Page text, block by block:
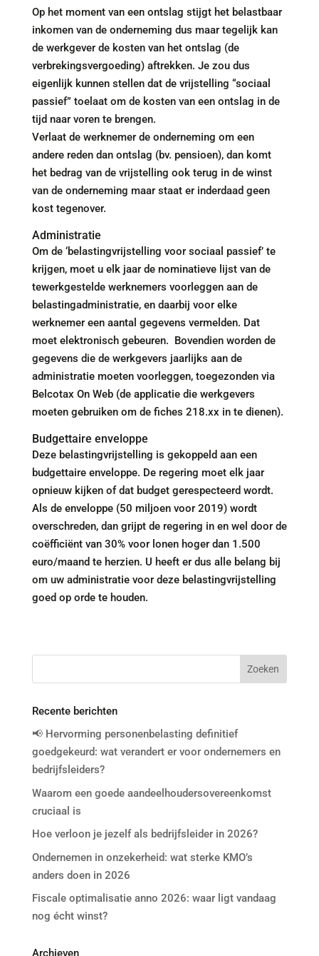
Op het moment van een ontslag stijgt het belastbaar
inkomen van de onderneming dus maar tegelijk kan
de werkgever de kosten van het ontslag (de
verbrekingsvergoeding) aftrekken. Je zou dus
eigenlijk kunnen stellen dat de vrijstelling “sociaal
passief” toelaat om de kosten van een ontslag in de
tijd naar voren te brengen.
Verlaat de werknemer de onderneming om een
andere reden dan ontslag (bv. pensioen), dan komt
het bedrag van de vrijstelling ook terug in de winst
van de onderneming maar staat er inderdaad geen
kost tegenover.
Administratie
Om de ‘belastingvrijstelling voor sociaal passief’ te
krijgen, moet u elk jaar de nominatieve lijst van de
tewerkgestelde werknemers voorleggen aan de
belastingadministratie, en daarbij voor elke
werknemer een aantal gegevens vermelden. Dat
moet elektronisch gebeuren. Bovendien worden de
gegevens die de werkgevers jaarlijks aan de
administratie moeten voorleggen, toegezonden via
Belcotax On Web (de applicatie die werkgevers
moeten gebruiken om de fiches 218.xx in te dienen).
Budgettaire enveloppe
Deze belastingvrijstelling is gekoppeld aan een
budgettaire enveloppe. De regering moet elk jaar
opnieuw kijken of dat budget gerespecteerd wordt.
Als de enveloppe (50 miljoen voor 2019) wordt
overschreden, dan grijpt de regering in en wel door de
coëfficiënt van 30% voor lonen hoger dan 1.500
euro/maand te herzien. U heeft er dus alle belang bij
om uw administratie voor deze belastingvrijstelling
goed op orde te houden.
Recente berichten
📢 Hervorming personenbelasting definitief
goedgekeurd: wat verandert er voor ondernemers en
bedrijfsleiders?
Waarom een goede aandeelhoudersovereenkomst
cruciaal is
Hoe verloon je jezelf als bedrijfsleider in 2026?
Ondernemen in onzekerheid: wat sterke KMO’s
anders doen in 2026
Fiscale optimalisatie anno 2026: waar ligt vandaag
nog écht winst?
Archieven